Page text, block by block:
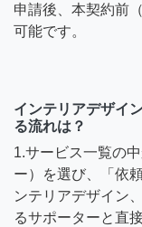
申請後、本契約前
可能です。
インテリアデザイ
る流れは？
1.サービス一覧の
ー）を選び、「依
ンテリアデザイン
るサポーターと直